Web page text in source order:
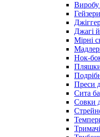
Виробу
Гейзери
Джагі
Мірні
Нок-
Пляшки
Преси
Сита
Совки